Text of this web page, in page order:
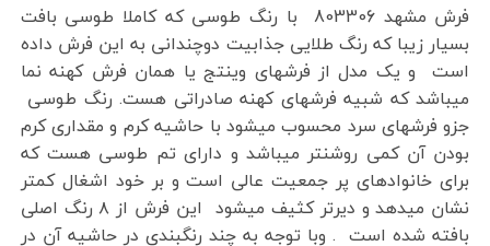
فرش مشهد 803306 با رنگ طوسی که کاملا طوسی بافت
بسیار زیبا که رنگ طلایی جذابیت دوچندانی به این فرش داده
است و یک مدل از فرشهای وینتج یا همان فرش کهنه نما
میباشد که شبیه فرشهای کهنه صادراتی هست. رنگ طوسی
جزو فرشهای سرد محسوب میشود با حاشیه کرم و مقداری کرم
بودن آن کمی روشنتر میباشد و دارای تم طوسی هست که
برای خانوادهای پر جمعیت عالی است و بر خود اشغال کمتر
نشان میدهد و دیرتر کثیف میشود این فرش از ۸ رنگ اصلی
بافته شده است . وبا توجه به چند رنگبندی در حاشیه آن در